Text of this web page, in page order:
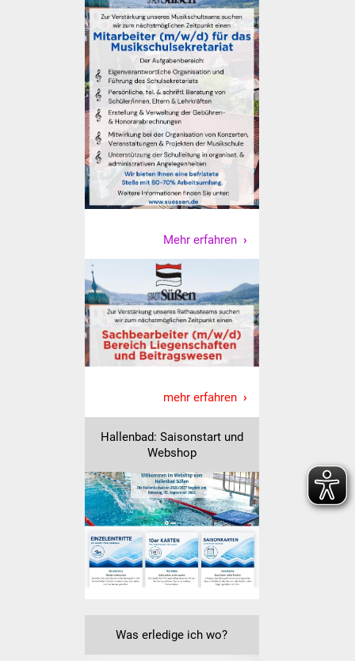
Bürgerbus (MOBS)
Abfall und Entsorgung
Kultur & Freizeit
Veranstaltungen
Stadtfest
Hallenbad
Stadtbücherei
Stadtarchiv
Zehntscheuer
Bürgerhaus
Kulturhalle
Vereine und Parteien
Selbsteintrag Vereine
Beirat Süßener Vereine
Mehr erfahren
mehr erfahren
Hallenbad: Saisonstart und
Webshop
Was erledige ich wo?